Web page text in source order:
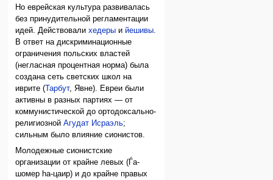
Но еврейская культура развивалась
без принудительной регламентации
идей. Действовалихедеры ийешивы.
В ответ на дискриминационные
ограничения польских властей
(негласная процентная норма) была
создана сеть светских школ на
иврите ( Тарбут, Явне). Евреи были
активны в разных партиях — от
коммунистической до ортодоксально-
религиознойАгудат Исраэль;
сильным было влияние сионистов.
Молодежные сионистские
организации от крайне левых (Ѓа-
шомер hа-цаир) и до крайне правых